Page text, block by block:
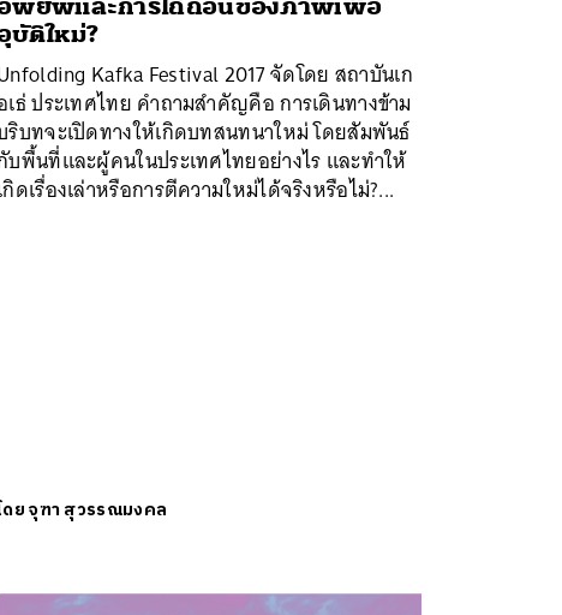
พยพและการไถ่ถอนของภาพเพื่อ
บัติใหม่?
Kafka Festival 2017 จัดโดย สถาบันเก
เธ่ ประเทศไทย คำถามสำคัญคือ การเดินทางข้าม
ริบทจะเปิดทางให้เกิดบทสนทนาใหม่ โดยสัมพันธ์
บพื้นที่และผู้คนในประเทศไทยอย่างไร และทำให้
กิดเรื่องเล่าหรือการตีความใหม่ได้จริงหรือไม่?...
ดยจุฑา สุวรรณมงคล